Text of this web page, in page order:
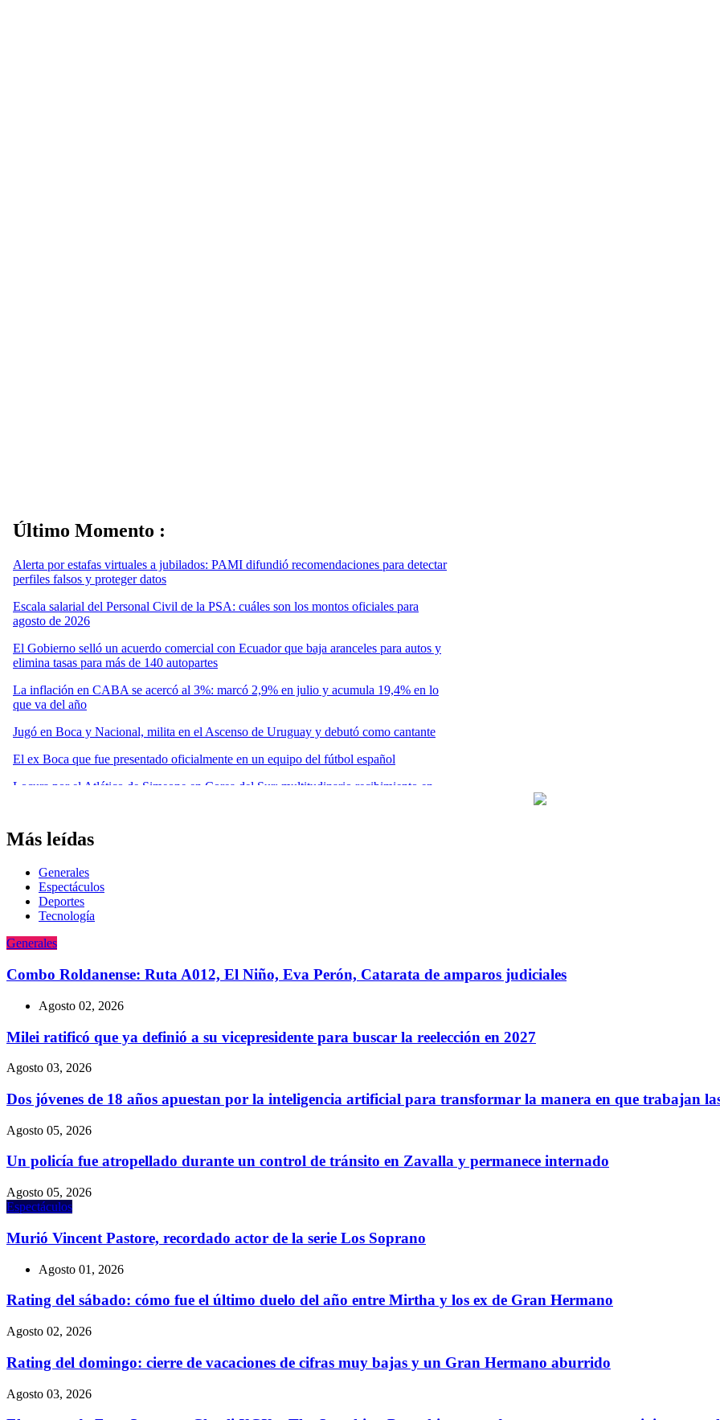
Más leídas
Generales
Espectáculos
Deportes
Tecnologí­a
Generales
Combo Roldanense: Ruta A012, El Niño, Eva Perón, Catarata de amparos judiciales
Agosto 02, 2026
Milei ratificó que ya definió a su vicepresidente para buscar la reelección en 2027
Agosto 03, 2026
Dos jóvenes de 18 años apuestan por la inteligencia artificial para transformar la manera en que trabajan
Agosto 05, 2026
Un policía fue atropellado durante un control de tránsito en Zavalla y permanece internado
Agosto 05, 2026
Espectáculos
Murió Vincent Pastore, recordado actor de la serie Los Soprano
Agosto 01, 2026
Rating del sábado: cómo fue el último duelo del año entre Mirtha y los ex de Gran Hermano
Agosto 02, 2026
Rating del domingo: cierre de vacaciones de cifras muy bajas y un Gran Hermano aburrido
Agosto 03, 2026